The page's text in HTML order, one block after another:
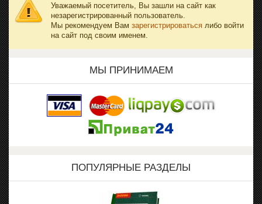
Уважаемый посетитель, Вы зашли на сайт как
незарегистрированный пользователь.
Мы рекомендуем Вам зарегистрироваться либо войти
на сайт под своим именем.
МЫ ПРИНИМАЕМ
ПОПУЛЯРНЫЕ РАЗДЕЛЫ